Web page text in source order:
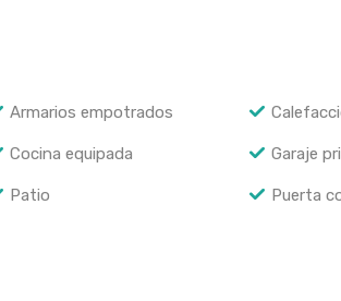
Armarios empotrados
Cocina equipada Garaje
Patio Puerta